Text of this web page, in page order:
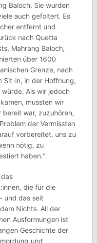
Baloch. Sie wurden
auch gefoltert. Es
entfernt und
nach Quetta
Mahrang Baloch,
über 1600
Grenze, nach
Sit-in, in der Hoffnung,
Als wir jedoch
mussten wir
war, zuzuhören,
der Vermissten
vorbereitet, uns zu
nötig, zu
haben.“
die für die
und das seit
Nichts. All der
Ausformungen ist
Geschichte der
und